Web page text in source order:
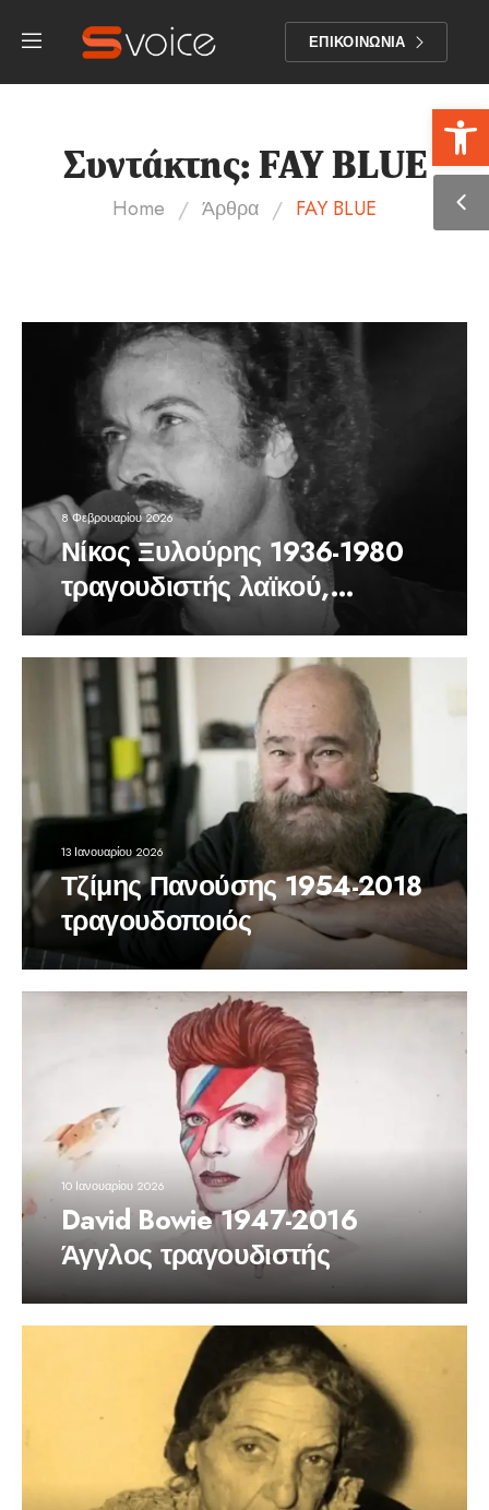
ΕΠΙΚΟΙΝΩΝΙΑ
Συντάκτης: FAY BLUE
Home / Άρθρα / FAY BLUE
8 Φεβρουαρίου 2026
Νίκος Ξυλούρης 1936-1980
τραγουδιστής λαϊκού,
δημοτικού, εντέχνου
13 Ιανουαρίου 2026
Τζίμης Πανούσης 1954-2018
τραγουδοποιός
10 Ιανουαρίου 2026
David Bowie 1947-2016
Άγγλος τραγουδιστής